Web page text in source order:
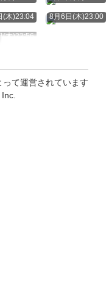
(木)23:04 8月6日(木)23:00
(木)22:56
て運営されています